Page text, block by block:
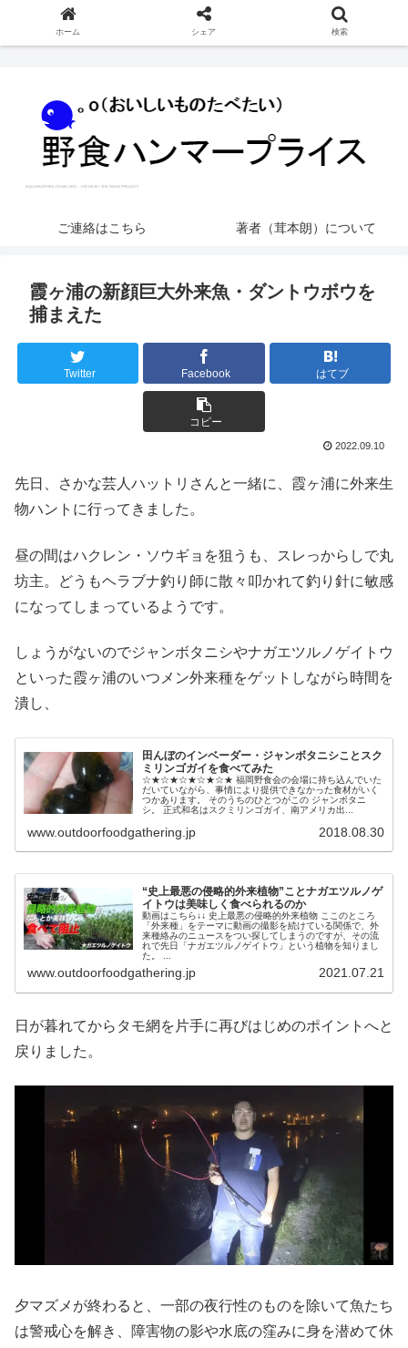
ご連絡はこちら 著者（茸本朗）について
霞ヶ浦の新顔巨大外来魚・ダントウボウを
捕まえた
Twitter Facebook はてブ
コピー
2022.09.10
先日、さかな芸人ハットリさんと一緒に、霞ヶ浦に外来生
物ハントに行ってきました。
昼の間はハクレン・ソウギョを狙うも、スレっからしで丸
坊主。どうもヘラブナ釣り師に散々叩かれて釣り針に敏感
になってしまっているようです。
しょうがないのでジャンボタニシやナガエツルノゲイトウ
といった霞ヶ浦のいつメン外来種をゲットしながら時間を
潰し、
田んぼのインベーダー・ジャンボタニシことスク
ミリンゴガイを食べてみた
☆★☆★☆★☆★☆★ 福岡野食会の会場に持ち込んでいた
だいていながら、事情により提供できなかった食材がいく
つかあります。 そのうちのひとつがこの ジャンボタニ
シ。 正式和名はスクミリンゴガイ、南アメリカ出...
www.outdoorfoodgathering.jp 2018.08.30
“史上最悪の侵略的外来植物”ことナガエツルノゲ
イトウは美味しく食べられるのか
動画はこちら↓↓ 史上最悪の侵略的外来植物 ここのところ
「外来種」をテーマに動画の撮影を続けている関係で、外
来種絡みのニュースをつい探してしまうのですが、その流
れで先日「ナガエツルノゲイトウ」という植物を知りまし
た。 ...
www.outdoorfoodgathering.jp 2021.07.21
日が暮れてからタモ網を片手に再びはじめのポイントへと
戻りました。
夕マズメが終わると、一部の夜行性のものを除いて魚たち
は警戒心を解き、障害物の影や水底の窪みに身を潜めて休
ホーム シェア 検索